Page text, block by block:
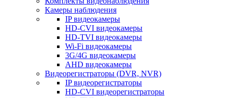
Камеры наблюдения
IP видеокамеры
HD-CVI видеокамеры
HD-TVI видеокамеры
Wi-Fi видеокамеры
3G/4G видеокамеры
AHD видеокамеры
Видеорегистраторы (DVR, NVR)
IP видеорегистраторы
HD-CVI видеорегистраторы